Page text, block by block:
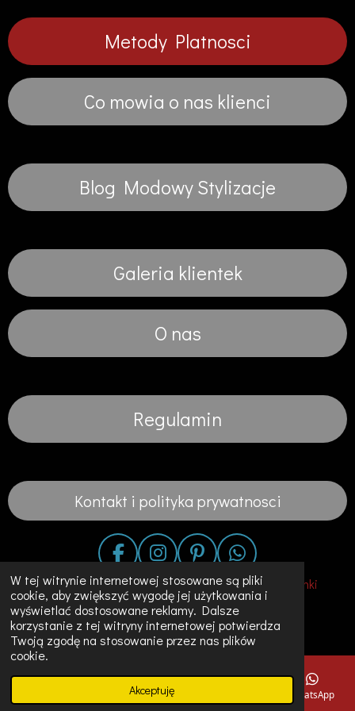
W tej witrynie internetowej stosowane są pliki
cookie, aby zwiększyć wygodę jej użytkowania i
wyświetlać dostosowane reklamy. Dalsze
korzystanie z tej witryny internetowej potwierdza
Twoją zgodę na stosowanie przez nas plików
cookie.
Akceptuję
Metody Platnosci
Co mowia o nas klienci
Blog Modowy Stylizacje
Galeria klientek
O nas
Regulamin
Kontakt i polityka prywatnosci
F
a
c
e
b
o
I
n
s
t
a
r
a
P
i
n
t
e
e
W
h
a
t
s
p
© 2020 - 2023 Fashion in the City-Suknie Slubne Sukienki
Unikalne Ubrania w Holandii
Obsługiwana przezJouwWeb
Mapa WhatsApp